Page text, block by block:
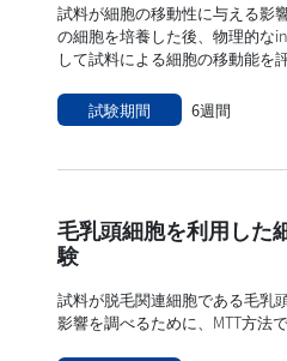
試料が細胞の移動性に与える影
の細胞を培養した後、物理的な
して試料による細胞の移動能を
試験期間 6週間
毛乳頭細胞を利用した
験
試料が脱毛関連細胞である毛乳
影響を調べるために、MTT方法